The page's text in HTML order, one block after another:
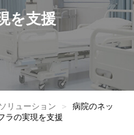
を支援
リューション
病院のネッ
ラの実現を支援